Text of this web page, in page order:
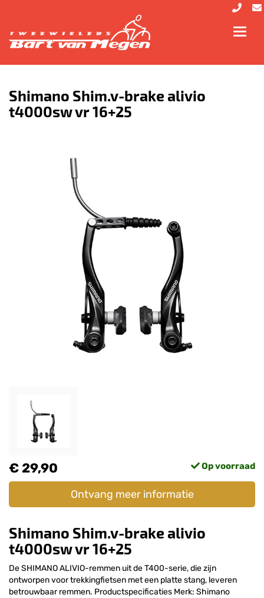
Shimano Shim.v-brake alivio
t4000sw vr 16+25
€ 29,90 Op voorraad
Ontvang meer informatie
Shimano Shim.v-brake alivio
t4000sw vr 16+25
De SHIMANO ALIVIO-remmen uit de T400-serie, die zijn
ontworpen voor trekkingfietsen met een platte stang, leveren
betrouwbaar remmen. Productspecificaties Merk: Shimano